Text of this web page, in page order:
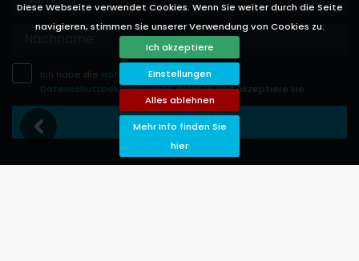
Diese Webseite verwendet Cookies. Wenn Sie weiter durch die Seite
navigieren, stimmen Sie unserer Verwendung von Cookies zu.
Ich akzeptiere
Einstellungen
Alles ablehnen
Mehr Info finden Sie
hier
Ich habe die Haftungsausschlussund
Datenschutzbestimmungengelesen und akzeptiere sie.
Eintragung Speichern